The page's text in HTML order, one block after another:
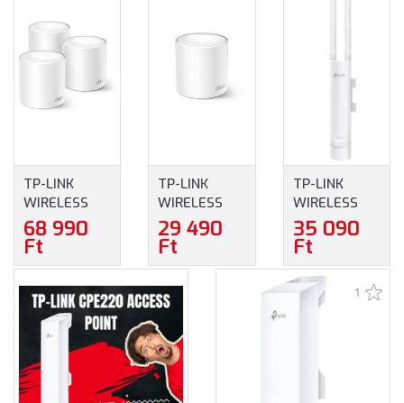
TP-LINK
WIRELESS
MESH
NETWORKING
DECO X10 (3-
PACK)
68 990
Ft
TP-LINK
WIRELESS
MESH
NETWORKING
DECO X10 (1-
29 490
Ft
TP-LINK
WIRELESS
ACCESS
POINT DUAL
KÜLTÉRI
(EAP225-
35 090
Ft
1